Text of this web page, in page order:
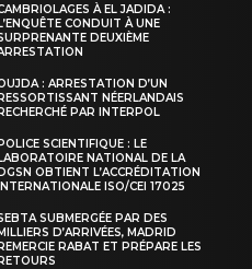
À EL JADIDA :
CONDUIT À UNE
DEUXIÈME
: ARRESTATION D’UN
NÉERLANDAIS
PAR INTERPOL
SCIENTIFIQUE : LE
NATIONAL DE LA
OBTIENT L’ACCRÉDITATION
ISO/CEI 17025
SUBMERGÉE PAR DES
D’ARRIVÉES, MADRID
RABAT ET PRÉPARE LES